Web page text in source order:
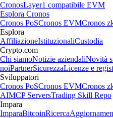
CronosLayer1 compatibile EVM
Esplora Cronos
Cronos PoSCronos EVMCronos
Esplora
AffiliazioneIstituzionaliCustodia
Crypto.com
Chi siamoNotizie aziendaliNovità
noiPartnerSicurezzaLicenze e
Sviluppatori
Cronos PoSCronos EVMCronos
AIMCP ServersTrading Skill Repo
Impara
ImparaBitcoinRicerca